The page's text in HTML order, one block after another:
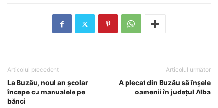
Articolul precedent
La Buzău, noul an școlar
începe cu manualele pe
bănci
Articolul următor
A plecat din Buzău să înșele
oamenii în județul Alba